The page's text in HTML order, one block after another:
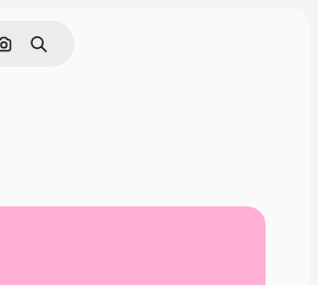
Pesquisar por imagem
Buscar